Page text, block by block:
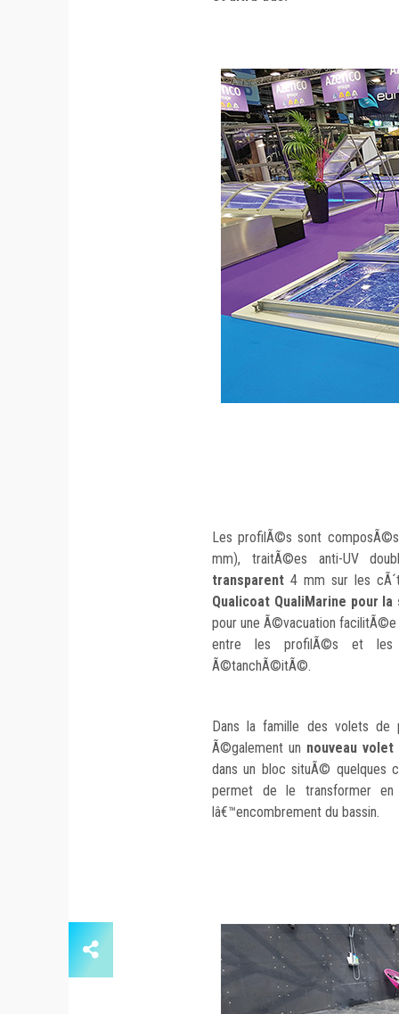
Les profilÃ©s sont
mm), traitÃ©es anti-UV
transparent 4 mm sur les
Qualicoat QualiMarine pour
pour une Ã©vacuation facilitÃ©e
entre les profilÃ©s et les
Ã©tanchÃ©itÃ©.
Dans la famille des volets de
Ã©galement un nouveau
dans un bloc situÃ© quelques
permet de le transformer en
lâ€™encombrement du bassin.